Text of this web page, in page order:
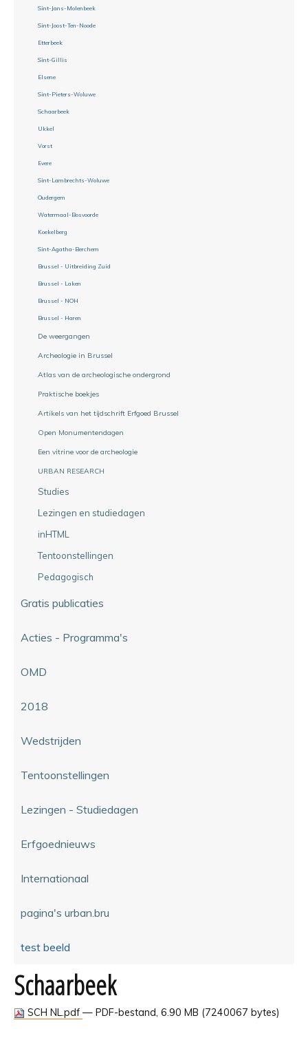
Sint-Jans-Molenbeek
Sint-Joost-Ten-Noode
Etterbeek
Sint-Gillis
Elsene
Sint-Pieters-Woluwe
Schaarbeek
Ukkel
Vorst
Evere
Sint-Lambrechts-Woluwe
Oudergem
Watermaal-Bosvoorde
Koekelberg
Sint-Agatha-Berchem
Brussel - Uitbreiding Zuid
Brussel - Laken
Brussel - NOH
Brussel - Haren
De weergangen
Archeologie in Brussel
Atlas van de archeologische ondergrond
Praktische boekjes
Artikels van het tijdschrift Erfgoed Brussel
Open Monumentendagen
Een vitrine voor de archeologie
URBAN RESEARCH
Studies
Lezingen en studiedagen
inHTML
Tentoonstellingen
Pedagogisch
Gratis publicaties
Acties - Programma's
OMD
2018
Wedstrijden
Tentoonstellingen
Lezingen - Studiedagen
Erfgoednieuws
Internationaal
pagina's urban.bru
test beeld
Schaarbeek
SCH NL.pdf — PDF-bestand, 6.90 MB (7240067 bytes)